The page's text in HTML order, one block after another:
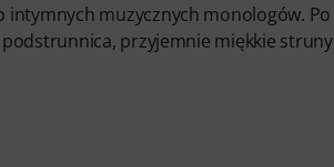
intymnych muzycznych monologów. Po
przyjemnie miękkie struny